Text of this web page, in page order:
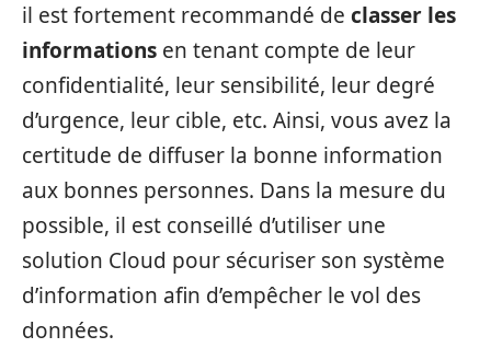
il est fortement recommandé de classer les
informations en tenant compte de leur
confidentialité, leur sensibilité, leur degré
d’urgence, leur cible, etc. Ainsi, vous avez la
certitude de diffuser la bonne information
aux bonnes personnes. Dans la mesure du
possible, il est conseillé d’utiliser une
solution Cloud pour sécuriser son système
d’information afin d’empêcher le vol des
données.